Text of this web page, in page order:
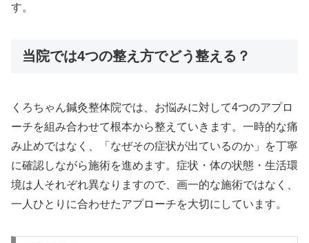
す。
当院では4つの整え方でどう整える？
くろちゃん鍼灸整体院では、お悩みに対して4つのアプロ
ーチを組み合わせて根本から整えていきます。一時的な痛
み止めではなく、「なぜその症状が出ているのか」を丁寧
に確認しながら施術を進めます。症状・体の状態・生活環
境は人それぞれ異なりますので、画一的な施術ではなく、
一人ひとりに合わせたアプローチを大切にしています。